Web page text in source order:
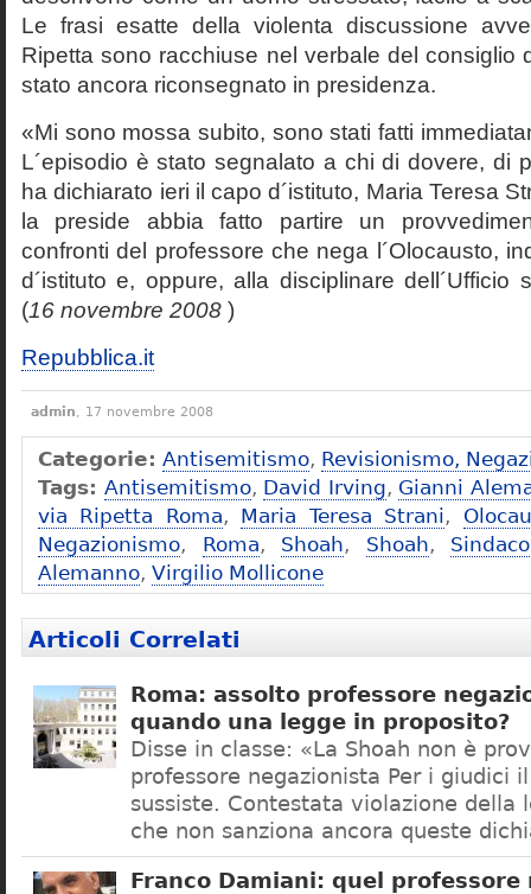
Le frasi esatte della violenta discussione
Ripetta sono racchiuse nel verbale del consiglio
stato ancora riconsegnato in presidenza.
«Mi sono mossa subito, sono stati fatti
L´episodio è stato segnalato a chi di dovere, di
ha dichiarato ieri il capo d´istituto, Maria Teresa
la preside abbia fatto partire un
confronti del professore che nega l´Olocausto,
d´istituto e, oppure, alla disciplinare dell´Ufficio
(16 novembre 2008 )
Repubblica.it
admin, 17 novembre 2008
Categorie: Antisemitismo, Revisionismo,
Tags: Antisemitismo, David Irving, Gianni
via Ripetta Roma, Maria Teresa Strani,
Negazionismo, Roma, Shoah, Shoah,
Alemanno, Virgilio Mollicone
Articoli Correlati
Roma: assolto professore
quando una legge in proposito?
Disse in classe: «La Shoah non è
professore negazionista Per i giudici
sussiste. Contestata violazione della
che non sanziona ancora queste
Franco Damiani: quel professore